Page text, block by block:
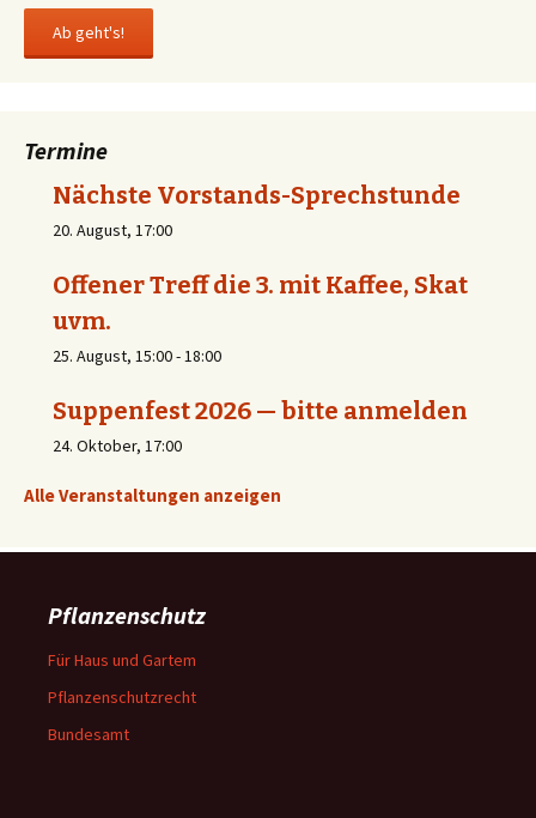
Termine
Nächste Vorstands-Sprechstunde
20. August, 17:00
Offener Treff die 3. mit Kaffee, Skat
uvm.
25. August, 15:00-18:00
Suppenfest 2026 — bitte anmelden
24. Oktober, 17:00
Alle Veranstaltungen anzeigen
Pflanzenschutz
Für Haus und Gartem
Pflanzenschutzrecht
Bundesamt